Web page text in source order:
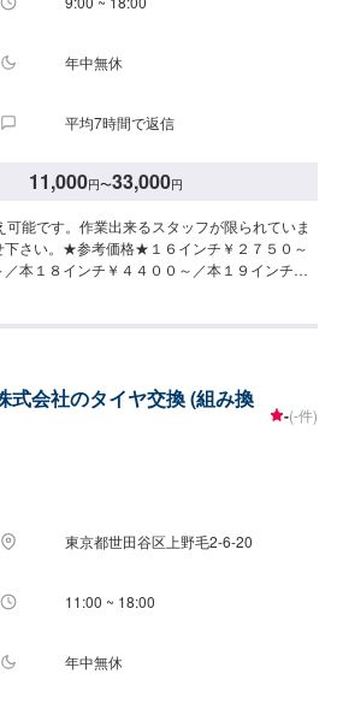
年中無休
平均7時間で返信
11,000円〜33,000円
能です。作業出来るスタッフが限られていま
下さい。★参考価格★１６インチ￥２７５０～
本１８インチ￥４４００～／本１９インチ
ヤ対応不可
式会社のタイヤ交換 (組み換
-(-件)
東京都世田谷区上野毛2-6-20
11:00 ~ 18:00
年中無休